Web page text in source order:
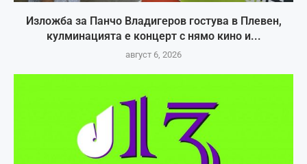
Изложба за Панчо Владигеров гостува в Плевен,
кулминацията е концерт с нямо кино и...
август 6, 2026